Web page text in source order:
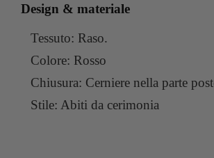
Design & materiale
Tessuto: Raso.
Colore: Rosso
Chiusura: Cerniere nella parte
Stile: Abiti da cerimonia